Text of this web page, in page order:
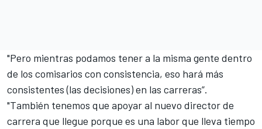
"Pero mientras podamos tener a la misma gente dentro
de los comisarios con consistencia, eso hará más
consistentes (las decisiones) en las carreras”.
"También tenemos que apoyar al nuevo director de
carrera que llegue porque es una labor que lleva tiempo